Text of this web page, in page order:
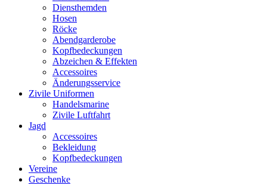
Diensthemden
Hosen
Röcke
Abendgarderobe
Kopfbedeckungen
Abzeichen & Effekten
Accessoires
Änderungsservice
Zivile Uniformen
Handelsmarine
Zivile Luftfahrt
Jagd
Accessoires
Bekleidung
Kopfbedeckungen
Vereine
Geschenke